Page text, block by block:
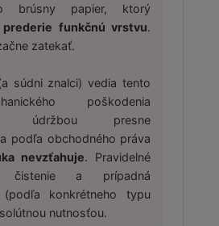
brúsny papier, ktorý
prederie funkčnú vrstvu.
zatekať.
súdni znalci) vedia tento
poškodenia
údržbou presne
podľa obchodného práva
nevzťahuje. Pravidelné
čistenie a prípadná
(podľa konkrétneho typu
nutnosťou.